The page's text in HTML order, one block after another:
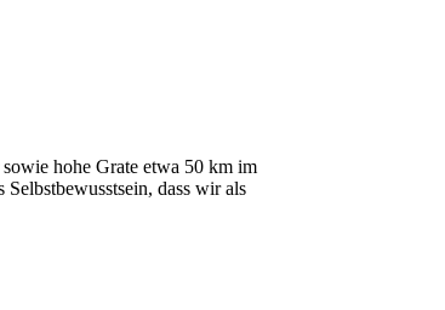
hohe Grate etwa 50 km im
dass wir als